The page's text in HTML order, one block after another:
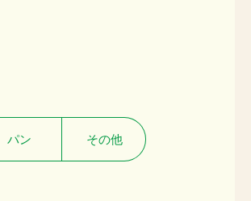
パン その他